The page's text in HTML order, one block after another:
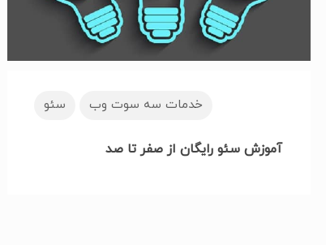
خدمات سه سوت وب سئو
آموزش سئو رایگان از صفر تا صد